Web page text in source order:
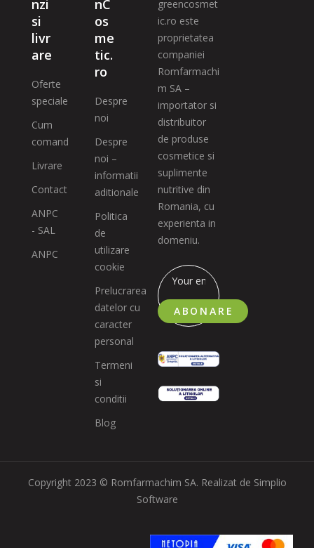
nzi
si
livr
are
Oferte
speciale
Cum
comand
Livrare
Contact
ANPC
- SAL
ANPC
nC
os
me
tic.
ro
Despre
noi
Despre
noi –
informatii
aditionale
Politica
de
utilizare
cookie
Prelucrarea
datelor cu
caracter
personal
Termeni
si
conditii
Blog
greencosmet
ic.ro este
proprietatea
companiei
Romfarmachi
m SA –
importator si
distribuitor
de produse
cosmetice si
suplimente
nutritive din
Romania, cu
experienta in
domeniu.
ABONARE
Copyright 2023 © Romfarmachim SA. Realizat de Simplio
Software